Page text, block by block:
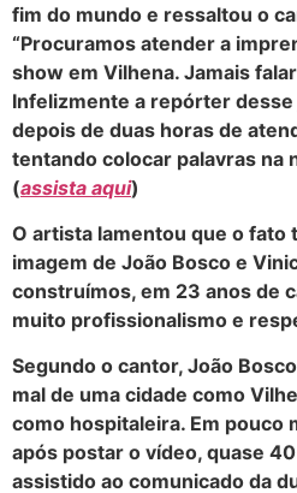
fim do mundo e ressaltou o
“Procuramos atender a
show em Vilhena. Jamais
Infelizmente a repórter
depois de duas horas de
tentando colocar palavras na
(assista aqui)
O artista lamentou que o fato
imagem de João Bosco e
construímos, em 23 anos de
muito profissionalismo e
Segundo o cantor, João
mal de uma cidade como
como hospitaleira. Em pouco
após postar o vídeo, quase
assistido ao comunicado da